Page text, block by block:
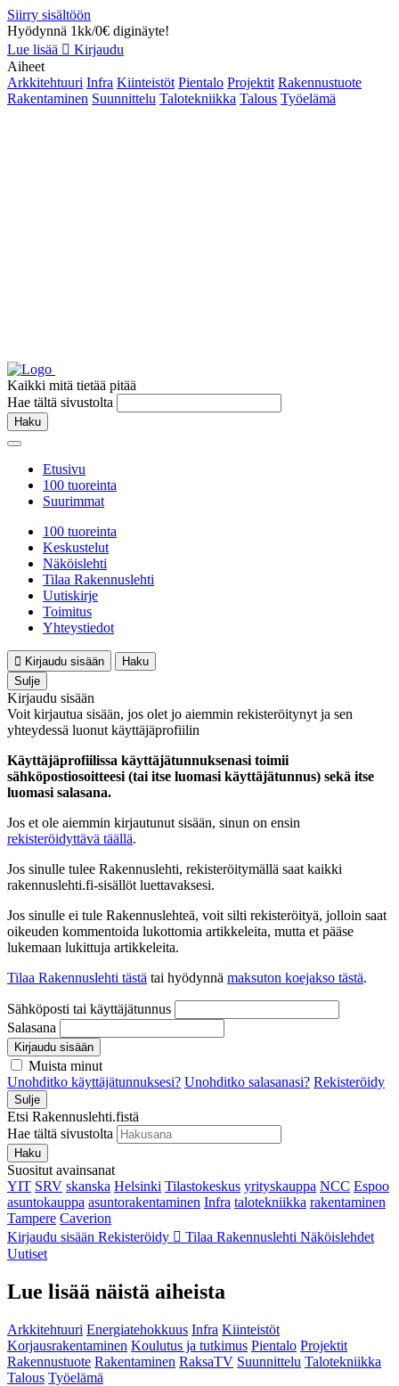
Siirry sisältöön
Hyödynnä 1kk/0€ diginäyte!
Lue lisää
Kirjaudu
Aiheet
Arkkitehtuuri Infra Kiinteistöt Pientalo Projektit Rakennustuote
Rakentaminen Suunnittelu Talotekniikka Talous Työelämä
Kaikki mitä tietää pitää
Hae tältä sivustolta
Haku
Etusivu
100 tuoreinta
Suurimmat
100 tuoreinta
Keskustelut
Näköislehti
Tilaa Rakennuslehti
Uutiskirje
Toimitus
Yhteystiedot
Kirjaudu sisään
Haku
Sulje
Kirjaudu sisään
Voit kirjautua sisään, jos olet jo aiemmin rekisteröitynyt ja sen
yhteydessä luonut käyttäjäprofiilin
Käyttäjäprofiilissa käyttäjätunnuksenasi toimii
sähköpostiosoitteesi (tai itse luomasi käyttäjätunnus) sekä itse
luomasi salasana.
Jos et ole aiemmin kirjautunut sisään, sinun on ensin
rekisteröidyttävä täällä.
Jos sinulle tulee Rakennuslehti, rekisteröitymällä saat kaikki
rakennuslehti.fi-sisällöt luettavaksesi.
Jos sinulle ei tule Rakennuslehteä, voit silti rekisteröityä, jolloin saat
oikeuden kommentoida lukottomia artikkeleita, mutta et pääse
lukemaan lukittuja artikkeleita.
Tilaa Rakennuslehti tästä tai hyödynnä maksuton koejakso tästä.
Sähköposti tai käyttäjätunnus
Salasana
Kirjaudu sisään
Muista minut
Unohditko käyttäjätunnuksesi? Unohditko salasanasi? Rekisteröidy
Sulje
Etsi Rakennuslehti.fistä
Hae tältä sivustolta
Haku
Suositut avainsanat
YIT SRV skanska Helsinki Tilastokeskus yrityskauppa NCC Espoo
asuntokauppa asuntorakentaminen Infra talotekniikka rakentaminen
Tampere Caverion
Kirjaudu sisään Rekisteröidy Tilaa Rakennuslehti Näköislehdet
Uutiset
Lue lisää näistä aiheista
Arkkitehtuuri Energiatehokkuus Infra Kiinteistöt
Korjausrakentaminen Koulutus ja tutkimus Pientalo Projektit
Rakennustuote Rakentaminen RaksaTV Suunnittelu Talotekniikka
Talous Työelämä